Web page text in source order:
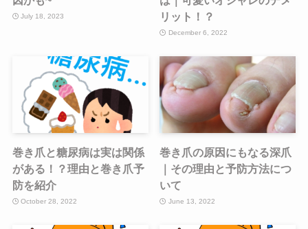
July 18, 2023
リット！？
December 6, 2022
巻き爪と糖尿病は実は関係
がある！？理由と巻き爪予
防を紹介
October 28, 2022
巻き爪の原因にもなる深爪
｜その理由と予防方法につ
いて
June 13, 2022